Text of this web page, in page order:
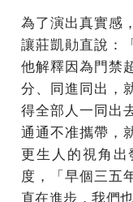
為了演出真實感
讓莊凱勛直說：
他解釋因為門禁
分、同進同出，
得全部人一同出
通通不准攜帶，
更生人的視角
度，「早個三五
直在進步，我們